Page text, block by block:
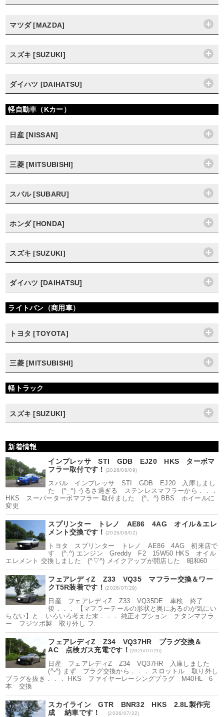
マツダ [MAZDA]
スズキ [SUZUKI]
ダイハツ [DAIHATSU]
軽自動車（Kカー）
日産 [NISSAN]
三菱 [MITSUBISHI]
スバル [SUBARU]
ホンダ [HONDA]
スズキ [SUZUKI]
ダイハツ [DAIHATSU]
ライトバン（商用車）
トヨタ [TOYOTA]
三菱 [MITSUBISHI]
軽トラック
スズキ [SUZUKI]
新着情報
インプレッサ STI GDB EJ20 HKS ターボマ
フラー取付です！ (2026/08/09)
スバル インプレッサ STI GDB EJ20 入庫しまし
た (^_^) うるさ過ぎる ステンレスマフラーから．．．
HKS スーパーターボマフラー 取付ました (^。^) BBS ホイールに
変更
スプリンター トレノ AE86 4AG オイル＆エレ
メント交換です！ (2026/08/02)
トヨタ スプリンター トレノ AE86 4AG 初来店で
す (^.^) エンジン Greddy F2 15W50 HKS オイル
エレメント 交換しました (^▽^) メイクアップが開店した 昭和60
フェアレディZ Z33 VQ35 マフラー交換＆ワー
クT5R装着です！ (2026/07/29)
日産 フェアレディZ Z33 VQ35DE 車検 終了
後．．． 【マフラーテールの形状と奥にあるのが気にい
らない】と いろいろ考えた末．．． 純正オプション チタンマフラ
ー フジツボ製 取り外し フ
フェアレディZ Z34 VQ37HR プラグ交換＆
AC 点検ガス充電です！ (2026/07/26)
日産 フェアレディZ Z34 VQ37HR 入庫しました
(^-^) まず プラグ交換から．．． スロットル 取り外し
プラグを抜き．．． HKS ファイヤーレーシングプラグ M40HL 6
本 交換
スカイライン GTR BNR32 HKS 2.8L製作完
成 納車です！
(2026/07/22)